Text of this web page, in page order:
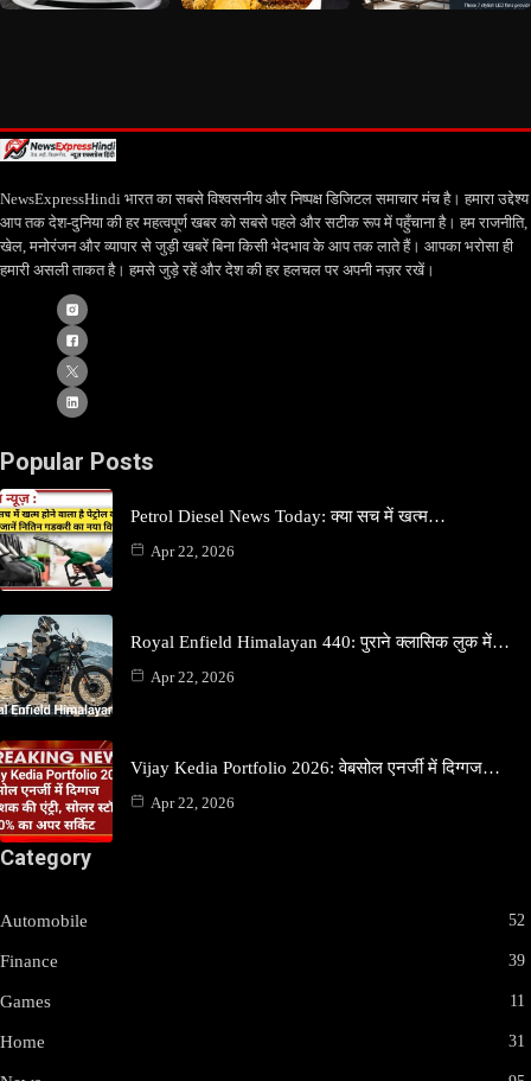
NewsExpressHindi भारत का सबसे विश्वसनीय और निष्पक्ष डिजिटल समाचार मंच है। हमारा उद्देश्य
आप तक देश-दुनिया की हर महत्वपूर्ण खबर को सबसे पहले और सटीक रूप में पहुँचाना है। हम राजनीति,
खेल, मनोरंजन और व्यापार से जुड़ी खबरें बिना किसी भेदभाव के आप तक लाते हैं। आपका भरोसा ही
हमारी असली ताकत है। हमसे जुड़े रहें और देश की हर हलचल पर अपनी नज़र रखें।
Popular Posts
Petrol Diesel News Today: क्या सच में खत्म…
Apr 22, 2026
Royal Enfield Himalayan 440: पुराने क्लासिक लुक में…
Apr 22, 2026
Vijay Kedia Portfolio 2026: वेबसोल एनर्जी में दिग्गज…
Apr 22, 2026
Category
Automobile 52
Finance 39
Games 11
Home 31